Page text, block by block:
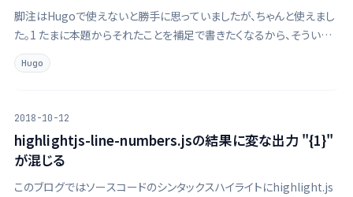
脚注はHugoで使えないと勝手に思っていましたが、ちゃんと使えまし
た。1 たまに本題からそれたことを補足で書きたくなるから、そういう
ときに使いたかったんでした。 Hugoの脚注の仕組み2 こういう文章を
書くと、 あいうえお[^a] かきくけこ[^b] [^b]: か行だよ …
Hugo
2018-10-12
highlightjs-line-numbers.jsの結果に変な出力 "{1}"
が混じる
このブログではソースコードのシンタックスハイライトにhighlight.js